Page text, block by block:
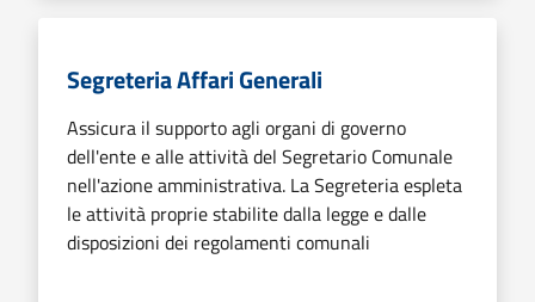
Segreteria Affari Generali
Assicura il supporto agli organi di governo
dell'ente e alle attività del Segretario Comunale
nell'azione amministrativa. La Segreteria espleta
le attività proprie stabilite dalla legge e dalle
disposizioni dei regolamenti comunali